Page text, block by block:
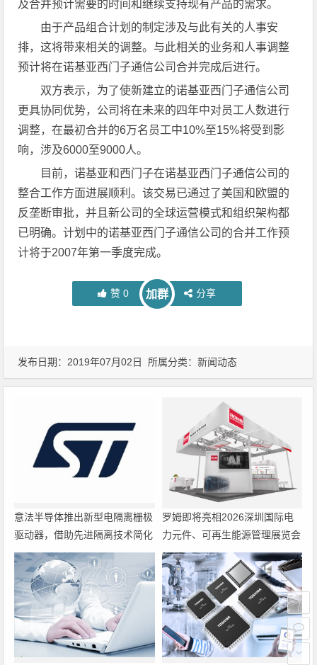
及合并预计需要的时间和继续支持现有产品的需求。
由于产品组合计划的制定涉及与此有关的人事安
排，这将带来相关的调整。与此相关的业务和人事调整
预计将在诺基亚西门子通信公司合并完成后进行。
双方表示，为了使新建立的诺基亚西门子通信公司
更具协同优势，公司将在未来的四年中对员工人数进行
调整，在最初合并的6万名员工中10%至15%将受到影
响，涉及6000至9000人。
目前，诺基亚和西门子在诺基亚西门子通信公司的
整合工作方面进展顺利。该交易已通过了美国和欧盟的
反垄断审批，并且新公司的全球运营模式和组织架构都
已明确。计划中的诺基亚西门子通信公司的合并工作预
计将于2007年第一季度完成。
赞 0 加群 分享
发布日期：2019年07月02日 所属分类：新闻动态
意法半导体推出新型电隔离栅极
驱动器，借助先进隔离技术简化
电源设计
罗姆即将亮相2026深圳国际电
力元件、可再生能源管理展览会
暨研讨会